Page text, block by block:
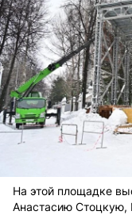
На этой площадке
Анастасию Стоцкую,